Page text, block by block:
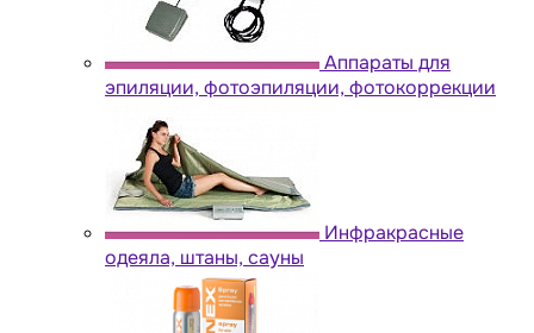
Аппараты для
эпиляции, фотоэпиляции, фотокоррекции
Инфракрасные
одеяла, штаны, сауны